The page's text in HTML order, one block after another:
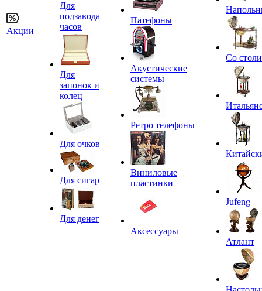
Акции
Для
подзавода
часов
Для
запонок и
колец
Для очков
Для сигар
Для денег
Патефоны
Акустические
системы
Ретро телефоны
Виниловые
пластинки
Аксессуары
Со
Jufeng
Атлант